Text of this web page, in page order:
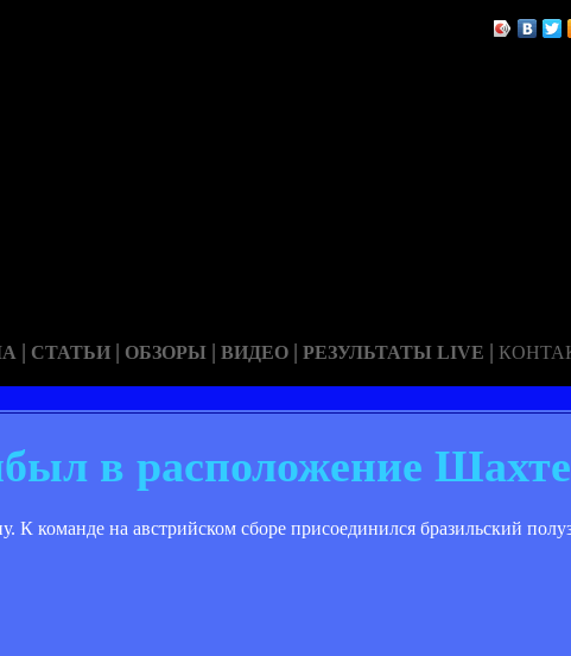
| СТАТЬИ | ОБЗОРЫ | ВИДЕО | РЕЗУЛЬТАТЫ LIVE |
в расположение
К команде на австрийском сборе присоединился бразильский